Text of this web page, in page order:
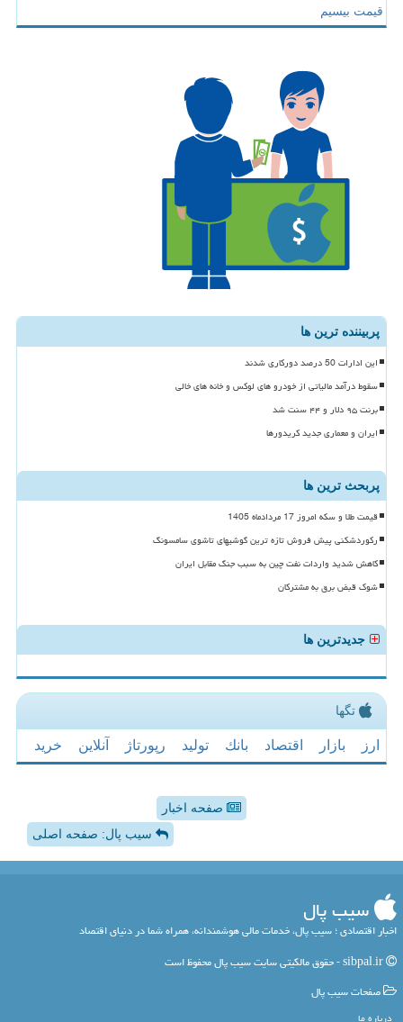
قیمت بیسیم
پربیننده ترین ها
این ادارات 50 درصد دورکاری شدند
سقوط درآمد مالیاتی از خودرو های لوکس و خانه های خالی
برنت ۹۵ دلار و ۴۴ سنت شد
ایران و معماری جدید کریدورها
پربحث ترین ها
قیمت طلا و سکه امروز 17 مردادماه 1405
رکوردشکنی پیش فروش تازه ترین گوشیهای تاشوی سامسونگ
کاهش شدید واردات نفت چین به سبب جنگ مقابل ایران
شوک قبض برق به مشترکان
جدیدترین ها
تگها
ارز بازار اقتصاد بانك تولید رپورتاژ آنلاین خرید
صفحه اخبار
سیب پال: صفحه اصلی
سیب پال
اخبار اقتصادی ؛ سیب پال، خدمات مالی هوشمندانه، همراه شما در دنیای اقتصاد
صفحات سیب پال
درباره ما